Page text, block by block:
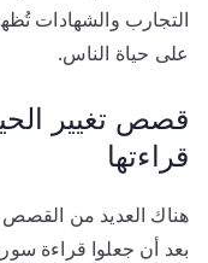
التجارب والشهادات
على حياة الناس.
قصص تغيير
قراءتها
هناك العديد من القصص
بعد أن جعلوا قراءة